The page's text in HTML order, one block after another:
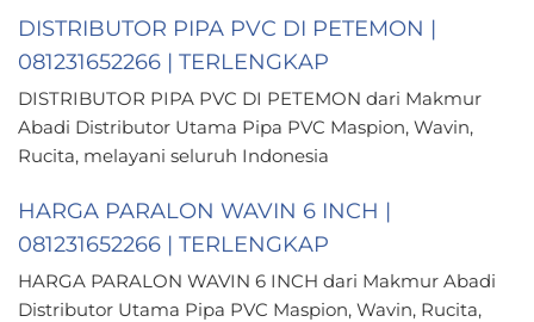
DISTRIBUTOR PIPA PVC DI PETEMON |
081231652266 | TERLENGKAP
DISTRIBUTOR PIPA PVC DI PETEMON dari Makmur
Abadi Distributor Utama Pipa PVC Maspion, Wavin,
Rucita, melayani seluruh Indonesia
HARGA PARALON WAVIN 6 INCH |
081231652266 | TERLENGKAP
HARGA PARALON WAVIN 6 INCH dari Makmur Abadi
Distributor Utama Pipa PVC Maspion, Wavin, Rucita,